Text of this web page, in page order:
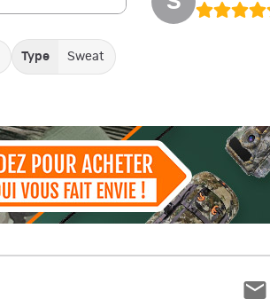
Type Sweat